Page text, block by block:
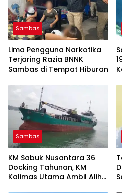
Sambas
Lima Pengguna Narkotika
Terjaring Razia BNNK
Sambas di Tempat Hiburan
Sambas
KM Sabuk Nusantara 36
Docking Tahunan, KM
Kalimas Utama Ambil Alih